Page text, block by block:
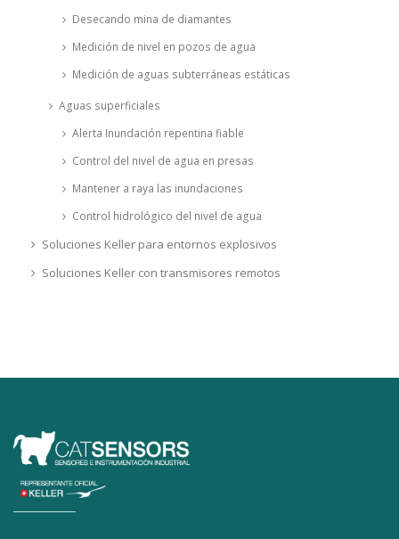
Desecando mina de diamantes
Medición de nivel en pozos de agua
Medición de aguas subterráneas estáticas
Aguas superficiales
Alerta Inundación repentina fiable
Control del nivel de agua en presas
Mantener a raya las inundaciones
Control hidrológico del nivel de agua
Soluciones Keller para entornos explosivos
Soluciones Keller con transmisores remotos